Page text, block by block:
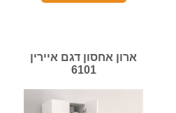
ארון אחסון דגם איירין
6101